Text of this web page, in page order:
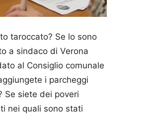
taroccato? Se lo sono
a sindaco di Verona
al Consiglio comunale
i parcheggi
Se siete dei poveri
nei quali sono stati